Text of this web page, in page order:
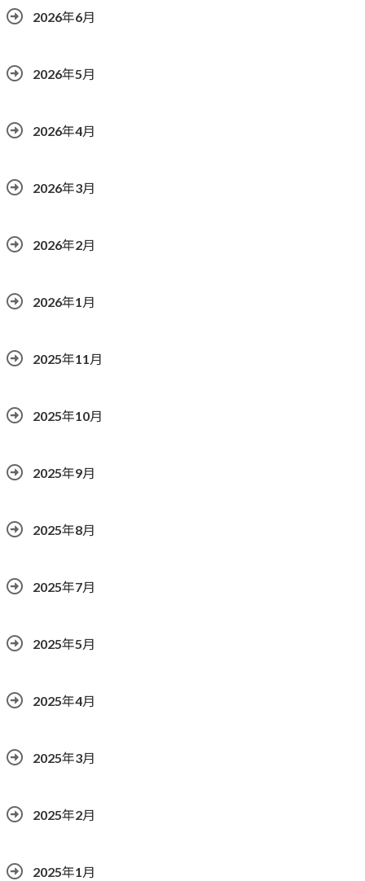
2026年6月
2026年5月
2026年4月
2026年3月
2026年2月
2026年1月
2025年11月
2025年10月
2025年9月
2025年8月
2025年7月
2025年5月
2025年4月
2025年3月
2025年2月
2025年1月